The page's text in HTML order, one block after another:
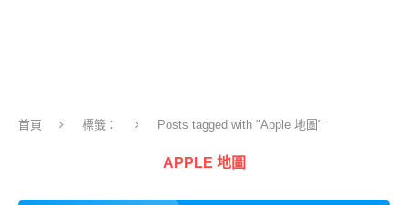
首頁 標籤： Posts tagged with "Apple 地圖"
APPLE 地圖